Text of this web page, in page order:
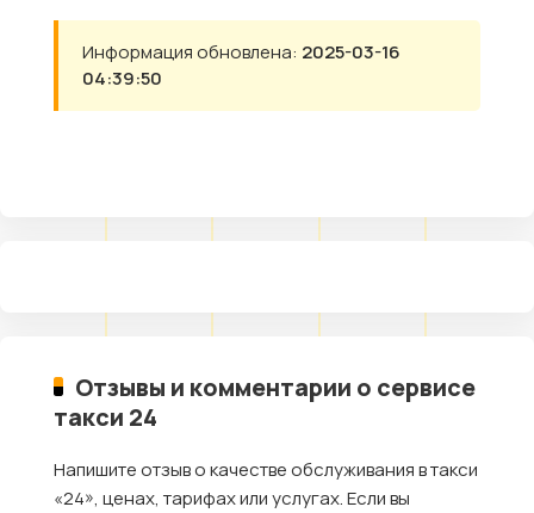
Информация обновлена: 2025-03-16
04:39:50
Отзывы и комментарии о сервисе
такси 24
Напишите отзыв о качестве обслуживания в такси
«24», ценах, тарифах или услугах. Если вы